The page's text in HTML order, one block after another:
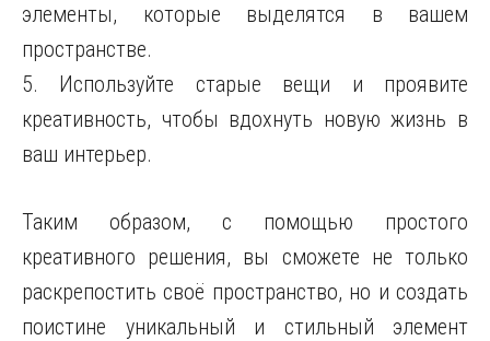
элементы, которые выделятся в вашем
пространстве.
5. Используйте старые вещи и проявите
креативность, чтобы вдохнуть новую жизнь в
ваш интерьер.
Таким образом, с помощью простого
креативного решения, вы сможете не только
раскрепостить своё пространство, но и создать
поистине уникальный и стильный элемент